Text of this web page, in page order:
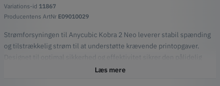
Variations-id 11867
Producentens ArtNr E09010029
Strømforsyningen til Anycubic Kobra 2 Neo leverer stabil spænding
og tilstrækkelig strøm til at understøtte krævende printopgaver.
Designet til optimal sikkerhed og effektivitet sikrer den pålidelig
Læs mere